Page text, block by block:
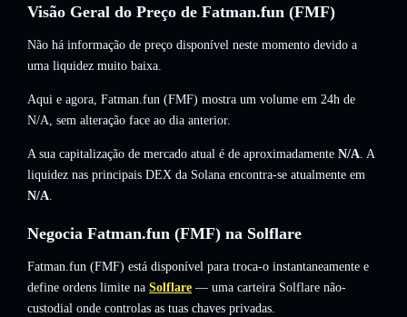
Visão Geral do Preço de Fatman.fun (FMF)
Não há informação de preço disponível neste momento devido a
uma liquidez muito baixa.
Aqui e agora, Fatman.fun (FMF) mostra um volume em 24h de
N/A, sem alteração face ao dia anterior.
A sua capitalização de mercado atual é de aproximadamente N/A. A
liquidez nas principais DEX da Solana encontra-se atualmente em
N/A.
Negocia Fatman.fun (FMF) na Solflare
Fatman.fun (FMF) está disponível para troca-o instantaneamente e
define ordens limite na Solflare — uma carteira Solflare não-
custodial onde controlas as tuas chaves privadas.